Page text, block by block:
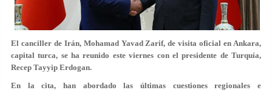
El canciller de Irán, Mohamad Yavad Zarif, de visita oficial en Ankara,
capital turca, se ha reunido este viernes con el presidente de Turquía,
Recep Tayyip Erdogan.
En la cita, han abordado las últimas cuestiones regionales e